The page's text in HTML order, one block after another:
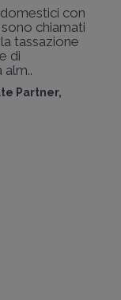
con
chiamati
tassazione
di
Partner,